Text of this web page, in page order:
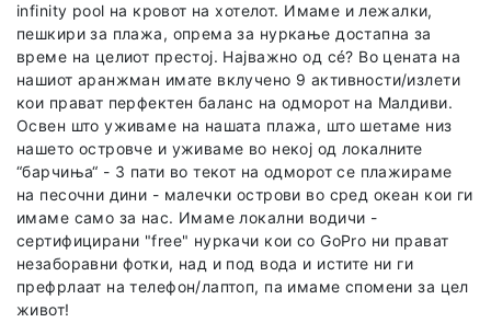
infinity pool на кровот на хотелот. Имаме и лежалки,
пешкири за плажа, опрема за нуркање достапна за
време на целиот престој. Најважно од сé? Во цената на
нашиот аранжман имате вклучено 9 активности/излети
кои прават перфектен баланс на одморот на Малдиви.
Освен што уживаме на нашата плажа, што шетаме низ
нашето островче и уживаме во некој од локалните
“барчиња“ - 3 пати во текот на одморот се плажираме
на песочни дини - малечки острови во сред океан кои ги
имаме само за нас. Имаме локални водичи -
сертифицирани "free" нуркачи кои со GoPro ни прават
незаборавни фотки, над и под вода и истите ни ги
префрлаат на телефон/лаптоп, па имаме спомени за цел
живот!